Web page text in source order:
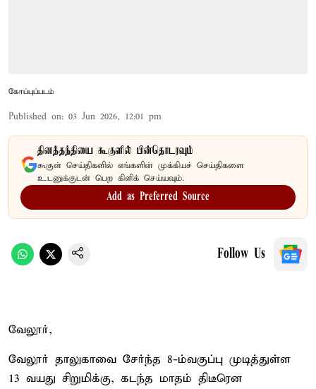
கோப்புப்படம்
Published on: 03 Jun 2026, 12:01 pm
தினத்தந்தியை கூகுளில் பின்தொடரவும்
கூகுள் செய்திகளில் எங்களின் முக்கியச் செய்திகளை
உடனுக்குடன் பெற கிளிக் செய்யவும்.
Add as Preferred Source
Follow Us
வேலூர்,
வேலூர் தாலுகாவை சேர்ந்த 8-ம்வகுப்பு முடித்துள்ள
13 வயது சிறுமிக்கு, கடந்த மாதம் திடீரென